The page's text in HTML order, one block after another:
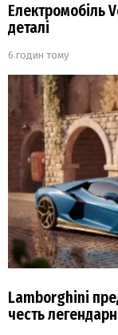
Електромобіль
деталі
6 годин тому
Lamborghini
честь